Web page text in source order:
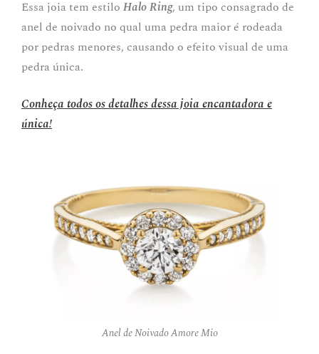
Essa joia tem estilo Halo Ring, um tipo consagrado de
anel de noivado no qual uma pedra maior é rodeada
por pedras menores, causando o efeito visual de uma
pedra única.
Conheça todos os detalhes dessa joia encantadora e
única!
Anel de Noivado Amore Mio